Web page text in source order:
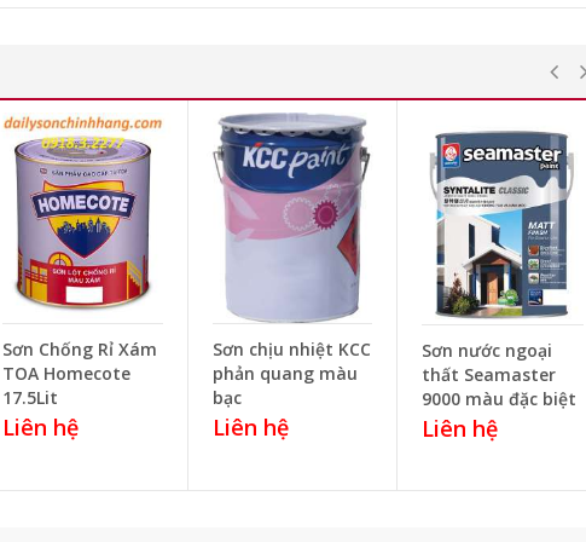
Sơn Chống Rỉ Xám
TOA Homecote
17.5Lit
Liên hệ
Sơn chịu nhiệt KCC
phản quang màu
bạc
Liên hệ
Sơn nước ngoại
thất Seamaster
9000 màu đặc biệt
Liên hệ